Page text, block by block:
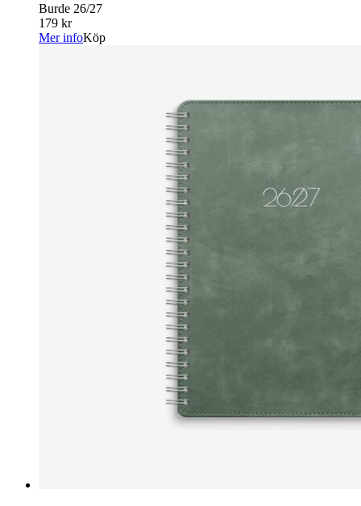
Burde 26/27
179 kr
Mer infoKöp